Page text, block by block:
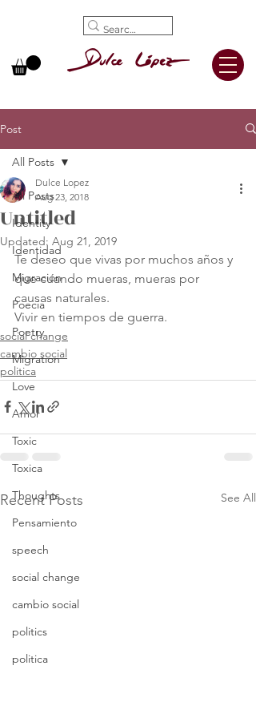
Post
All Posts
Identity
Identidad
Migración
Poecia
Poetry
Migration
Love
Amor
Toxic
Toxica
Thoughts
Pensamiento
speech
social change
cambio social
politics
politica
All Posts
Untitled
Dulce Lopez
Aug 23, 2018
Updated: Aug 21, 2019
Te deseo que vivas por muchos años y
que cuando mueras, mueras por
causas naturales.
Vivir en tiempos de guerra.
social change
cambio social
politica
Recent Posts See All